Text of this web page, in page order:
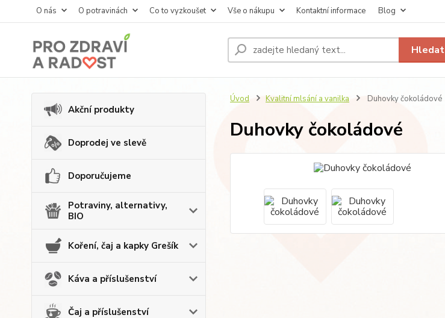
O nás O potravinách Co to vyzkoušet Vše o nákupu Kontaktní informace Blog
Hledat
Akční produkty
Doprodej ve slevě
Doporučujeme
Potraviny, alternativy,
BIO
Koření, čaj a kapky Grešík
Káva a příslušenství
Čaj a příslušenství
Úvod Kvalitní mlsání a vanilka Duhovky čokoládové
Duhovky čokoládové